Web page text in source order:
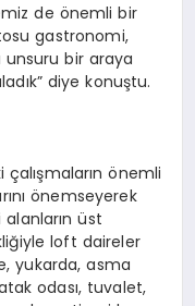
de önemli bir
gastronomi,
unsuru bir araya
diye konuştu.
çalışmaların önemli
önemseyerek
üst
loft daireler
yukarda, asma
odası, tuvalet,